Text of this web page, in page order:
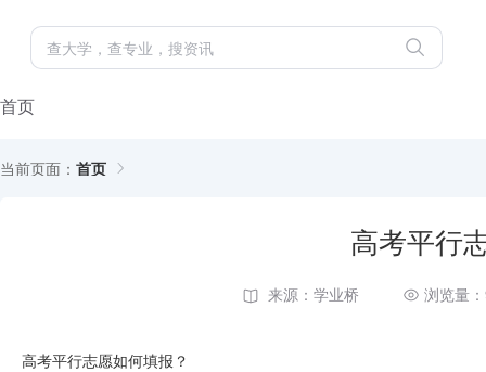
首页
当前页面： 首页
高考平行
来源：学业桥 浏览量
高考平行志愿如何填报？